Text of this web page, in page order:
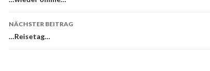
NÄCHSTER BEITRAG
…Reisetag…